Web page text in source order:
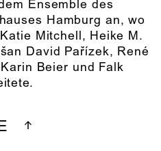
Ensemble des
Hamburg an, wo
Mitchell, Heike M.
David Pařízek, René
Beier und Falk